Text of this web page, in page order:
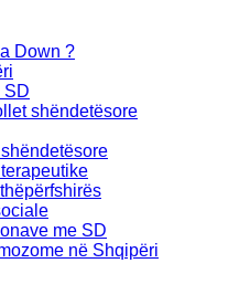
Down ?
SD
shëndetësore
me SD
në Shqipëri